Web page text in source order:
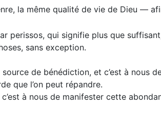
la même qualité de vie de Dieu —
perissos, qui signifie plus que
sans exception.
de bénédiction, et c’est à nous
que l’on peut répandre.
à nous de manifester cette